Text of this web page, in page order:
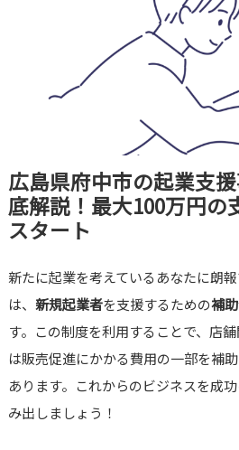
広島県府中市の起業支
底解説！最大100万円の
スタート
新たに起業を考えているあなたに朗報
は、 新規起業者を支援するための補
す。この制度を利用することで、店
は販売促進にかかる費用の一部を補
あります。これからのビジネスを成
み出しましょう！